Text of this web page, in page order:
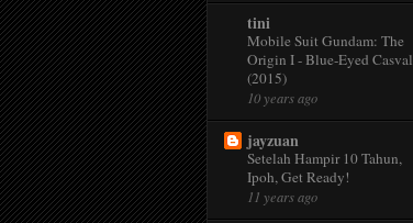
tini
Mobile Suit Gundam: The
Origin I - Blue-Eyed Casval
(2015)
10 years ago
jayzuan
Setelah Hampir 10 Tahun,
Ipoh, Get Ready!
11 years ago